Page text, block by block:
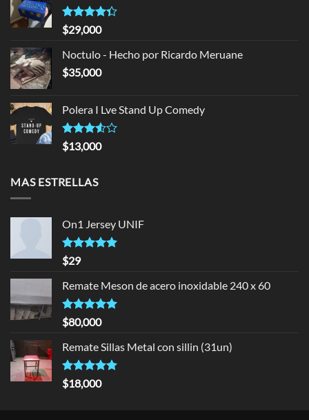
Rated
4.33 out
of 5
$29,000
Noctulo - Hecho por Ricardo Meruane
$35,000
Polera I Lve Stand Up Comedy
Rated
3.50 out
$13,000
MAS ESTRELLAS
On1 Jersey UNIF
Rated
out of 5
$29
Remate Meson de acero inoxidable 240 x 60
Rated5.00
out of 5
$80,000
Remate Sillas Metal con sillin (31un)
Rated5.00
out of 5
$18,000